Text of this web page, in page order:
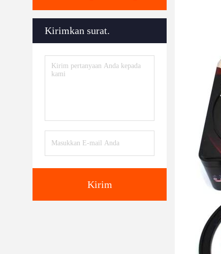
Kirimkan surat.
Kirim